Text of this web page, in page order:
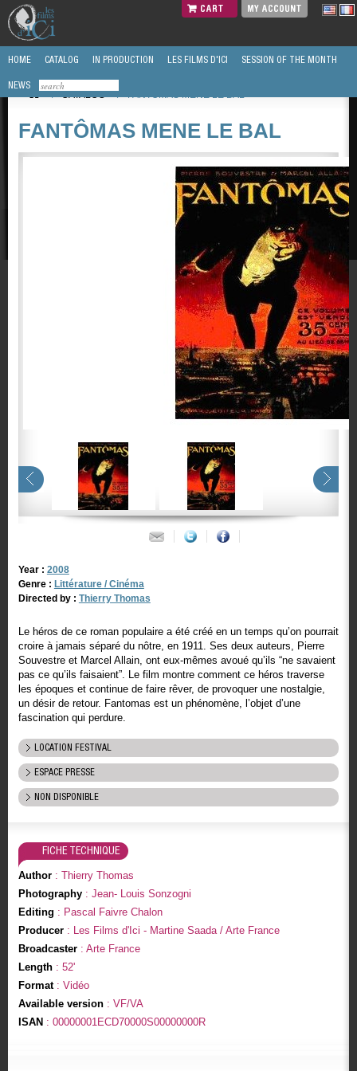
CART MY ACCOUNT
HOME CATALOG IN PRODUCTION LES FILMS D'ICI SESSION OF THE MONTH
NEWS
/
CATALOG / FANTÔMAS MENE LE BAL
FANTÔMAS MENE LE BAL
Year : 2008
Genre : Littérature / Cinéma
Directed by : Thierry Thomas
Le héros de ce roman populaire a été créé en un temps qu’on pourrait
croire à jamais séparé du nôtre, en 1911. Ses deux auteurs, Pierre
Souvestre et Marcel Allain, ont eux-mêmes avoué qu’ils “ne savaient
pas ce qu’ils faisaient”. Le film montre comment ce héros traverse
les époques et continue de faire rêver, de provoquer une nostalgie,
un désir de retour. Fantomas est un phénomène, l’objet d’une
fascination qui perdure.
LOCATION FESTIVAL
ESPACE PRESSE
NON DISPONIBLE
FICHE TECHNIQUE
Author: Thierry Thomas
Photography: Jean- Louis Sonzogni
Editing : Pascal Faivre Chalon
Producer: Les Films d'Ici - Martine Saada / Arte France
Broadcaster: Arte France
Length: 52'
Format: Vidéo
Available version: VF/VA
ISAN : 00000001ECD70000S00000000R